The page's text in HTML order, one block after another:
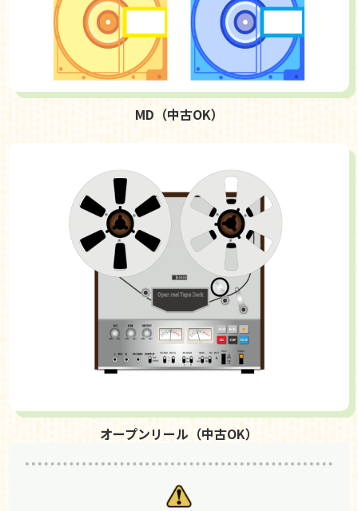
MD（中古OK）
オープンリール（中古OK）